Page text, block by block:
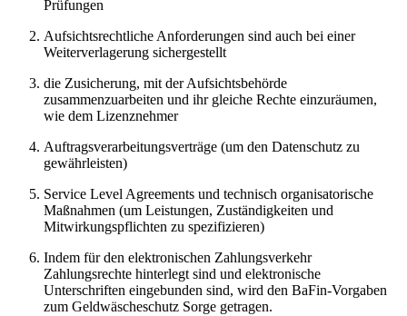
Prüfungen
Aufsichtsrechtliche Anforderungen sind auch bei einer
Weiterverlagerung sichergestellt
die Zusicherung, mit der Aufsichtsbehörde
zusammenzuarbeiten und ihr gleiche Rechte einzuräumen,
wie dem Lizenznehmer
Auftragsverarbeitungsverträge (um den Datenschutz zu
gewährleisten)
Service Level Agreements und technisch organisatorische
Maßnahmen (um Leistun­gen, Zuständigkeiten und
Mitwirkungspflichten zu spezifizieren)
Indem für den elektronischen Zahlungsverkehr
Zahlungsrechte hinterlegt sind und elektronische
Unterschriften eingebunden sind, wird den BaFin-Vorgaben
zum Geldwäscheschutz Sorge getragen.